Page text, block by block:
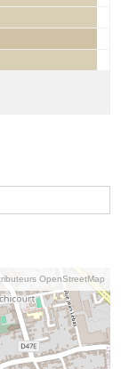
OpenStreetMap